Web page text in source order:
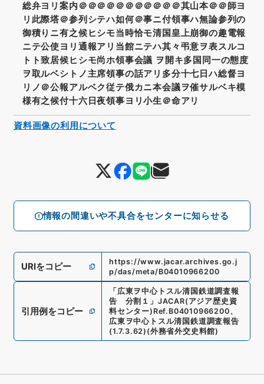
情報の間違いや不具合をセンターに知らせる
総弁ヨリ案内＠＠＠＠＠＠＠＠＠＠＠其山本＠＠師ヨ
リ此際塔＠参列シテハ如何＠事ニ付領事ハ無論参列の
御積りニ有之候ヒシモ当時恰モ清国皇上崩御の趣電報
ニテ公使ヨリ通報アリ当館ニテハ其々弔意ヲ表スルコ
トト致居候ヒシモ尚ホ領事会議 ヲ開キ多国同一の態度
ヲ取ルベシトノ主席領事の話アリ多分十七日ハ総督ヨ
リノ＠公報アルベク従テ俄カニ本会議ヲ催サルベキ模
様有之候付十六日夜領事ヨリ小生＠命アリ
URIをコピー
https://www.jacar.archives.go.j
p/das/meta/B04010966200
引用例をコピー
「 広東ヲ中心トスル清国鉄道調査報
告 分割１ 」 JACAR(アジア歴史資
料センター) Ref. B04010966200、
広東ヲ中心トスル清国鉄道調査報告
(1.7.3.62) (外務省外交史料館)
資料画像の利用について